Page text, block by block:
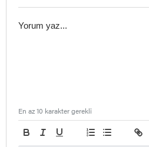
En az 10 karakter gerekli